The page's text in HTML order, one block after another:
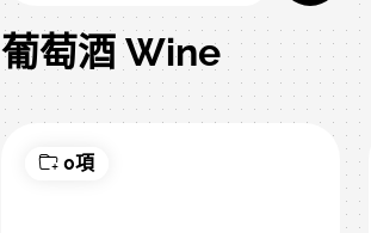
葡萄酒 Wine
0項